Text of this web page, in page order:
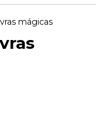
mágicas